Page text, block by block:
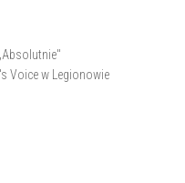
Voice w Legionowie